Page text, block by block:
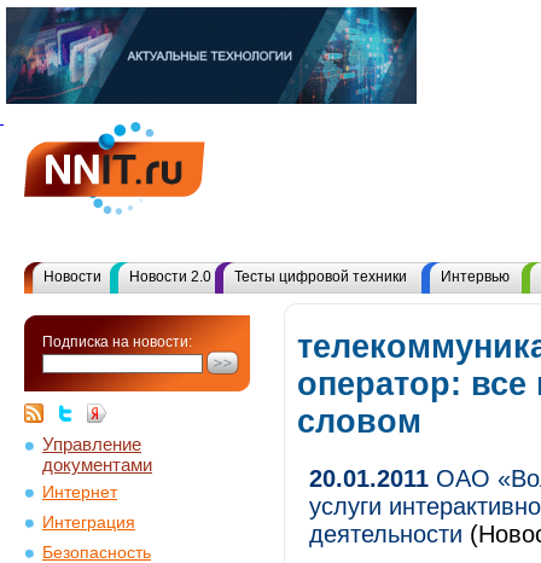
Новости Новости 2.0 Тесты цифровой техники Интервью
Подписка на новости:
Управление
документами
Интернет
Интеграция
Безопасность
оператор:
словом
20.01.2011 ОАО
услуги
деятельности